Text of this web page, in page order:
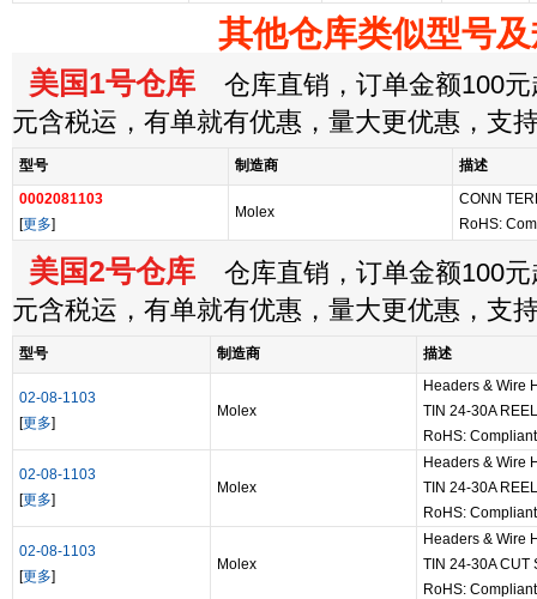
其他仓库类似型号
美国1号仓库 仓库直销，订单金额100元
元含税运，有单就有优惠，量大更优惠，支
型号 制造商
描述
0002081103
[更多]
Molex
CONN
RoHS:
美国2号仓库 仓库直销，订单金额100元
元含税运，有单就有优惠，量大更优惠，支
型号 制造商 描述
02-08-1103
[更多]
Molex
Headers & Wire
TIN 24-30A
RoHS: Compliant
02-08-1103
[更多]
Molex
Headers & Wire
TIN 24-30A
RoHS: Compliant
02-08-1103
[更多]
Molex
Headers & Wire
TIN 24-30A CUT
RoHS: Compliant